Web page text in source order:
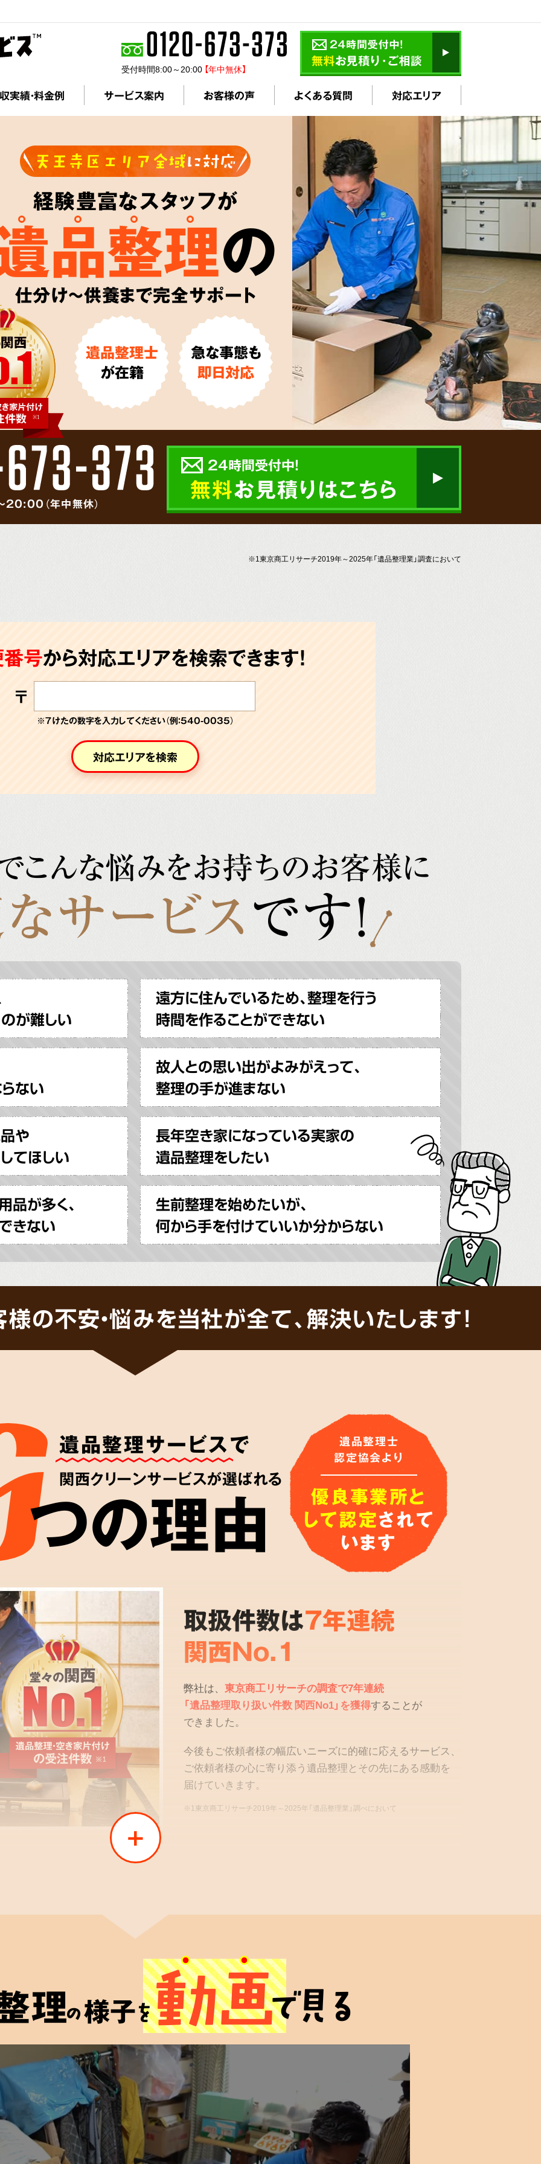
受付時間8:00～20:00 【年中無休】
実績・料金例 サービス案内 お客様の声 よくある質問 対応エリア
天王寺区エリア全域に対応
経験豊富なスタッフが
品整理の
仕分け～供養まで完全サポート
遺品整理士
が在籍
急な事態も
即日対応
（年中無休）
24時間受付中!
無料お見積りはこちら
※1東京商工リサーチ2019年～2025年「遺品整理業」調査において
号から対応エリアを検索できます!
〒
※７けたの数字を入力してください（例：540-0035）
対応エリアを検索
こんな悩みをお持ちのお客様に
サービスです!
が難しい
遠方に住んでいるため、整理を行う
時間を作ることができない
ない
故人との思い出がよみがえって、
整理の手が進まない
や
てほしい
長年空き家になっている実家の
遺品整理をしたい
品が多く、
きない
生前整理を始めたいが、
何から手を付けていいか分からない
の不安・悩みを当社が全て、解決いたします!
遺品整理サービスで
関西クリーンサービスが選ばれる
つの理由
遺品整理士
認定協会より
優良事業所と
して認定されて
います
取扱件数は7年連続
関西No.1
弊社は、 東京商工リサーチの調査で7年連続
「遺品整理取り扱い件数 関西No1」を獲得することが
できました。
今後もご依頼者様の幅広いニーズに的確に応えるサービス、
ご依頼者様の心に寄り添う遺品整理とその先にある感動を
届けていきます。
※1東京商工リサーチ2019年～2025年「遺品整理業」調べにおいて
資格です。
ており、
理を
。
ご遺品をその場で
理の様子を動画で見る